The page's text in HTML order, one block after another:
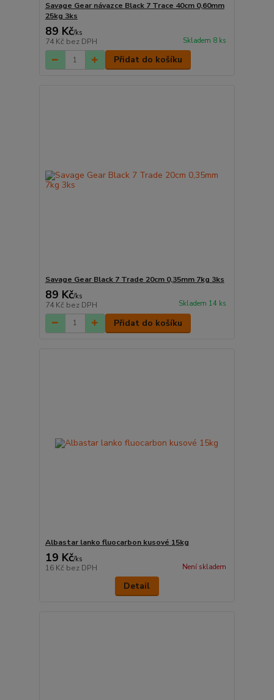
Savage Gear návazce Black 7 Trace 40cm 0,60mm
25kg 3ks
89 Kč/ks
74 Kč bez DPH Skladem 8 ks
Přidat do košíku
Savage Gear Black 7 Trade 20cm 0,35mm 7kg 3ks
89 Kč/ks
74 Kč bez DPH Skladem 14 ks
Přidat do košíku
Albastar lanko fluocarbon kusové 15kg
19 Kč/ks
16 Kč bez DPH Není skladem
Detail